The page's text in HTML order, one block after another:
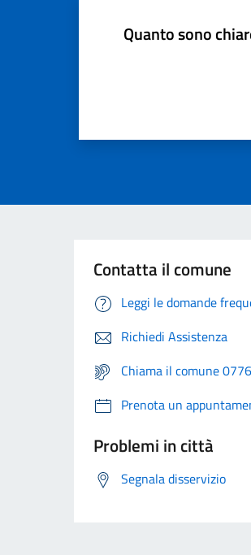
Quanto sono
Contatta il comune
Leggi le domande
Richiedi Assistenza
Chiama il comune
Prenota un
Problemi in città
Segnala disservizio